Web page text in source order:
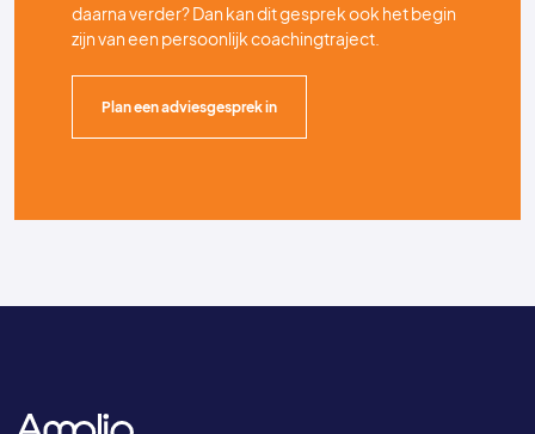
daarna verder? Dan kan dit gesprek ook het begin
zijn van een persoonlijk coachingtraject.
Plan een adviesgesprek in